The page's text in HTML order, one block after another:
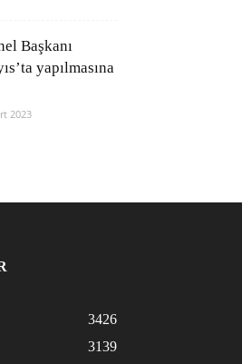
Başkanı
yapılmasına
2023
3426
3139